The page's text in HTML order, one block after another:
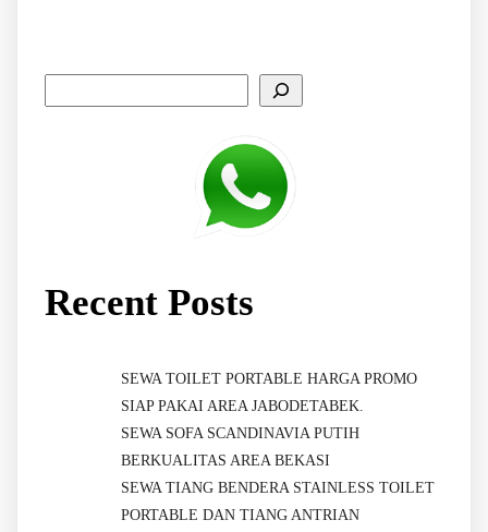
Recent Posts
SEWA TOILET PORTABLE HARGA PROMO
SIAP PAKAI AREA JABODETABEK.
SEWA SOFA SCANDINAVIA PUTIH
BERKUALITAS AREA BEKASI
SEWA TIANG BENDERA STAINLESS TOILET
PORTABLE DAN TIANG ANTRIAN